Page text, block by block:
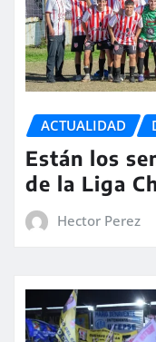
ACTUALIDAD
Están los
de la Liga
Hector Perez